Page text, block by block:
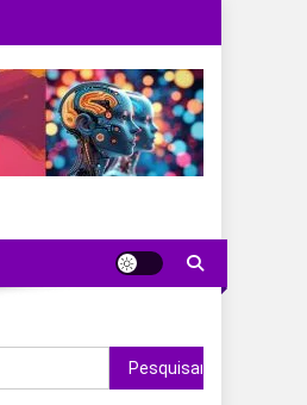
Pesquisar
por: